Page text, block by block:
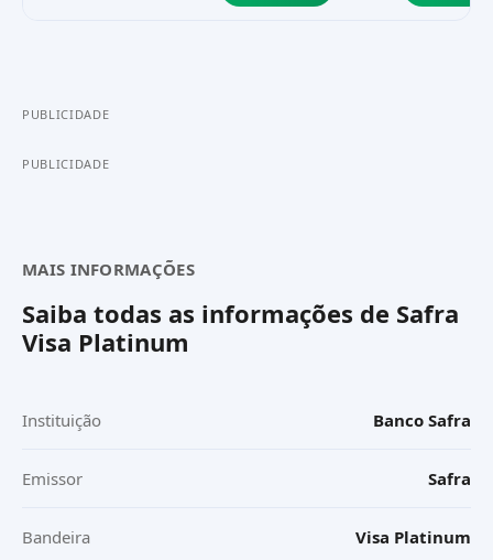
PUBLICIDADE
PUBLICIDADE
MAIS INFORMAÇÕES
Saiba todas as informações de Safra
Visa Platinum
Instituição Banco Safra
Emissor Safra
Bandeira Visa Platinum